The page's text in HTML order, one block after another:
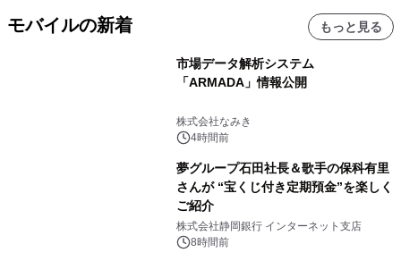
モバイルの新着 もっと見る
市場データ解析システム
「ARMADA」情報公開
株式会社なみき
4時間前
夢グループ石田社長＆歌手の保科有里
さんが “宝くじ付き定期預金”を楽しく
ご紹介
株式会社静岡銀行 インターネット支店
8時間前